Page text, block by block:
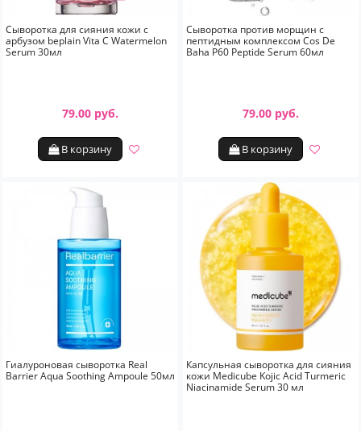
Сыворотка для сияния кожи с
арбузом beplain Vita C Watermelon
Serum 30мл
79.00 руб.
В корзину
Сыворотка против морщин с
пептидным комплексом Cos De
Baha P60 Peptide Serum 60мл
79.00 руб.
В корзину
Гиалуроновая сыворотка Real
Barrier Aqua Soothing Ampoule 50мл
Капсульная сыворотка для сияния
кожи Medicube Kojic Acid Turmeric
Niacinamide Serum 30 мл